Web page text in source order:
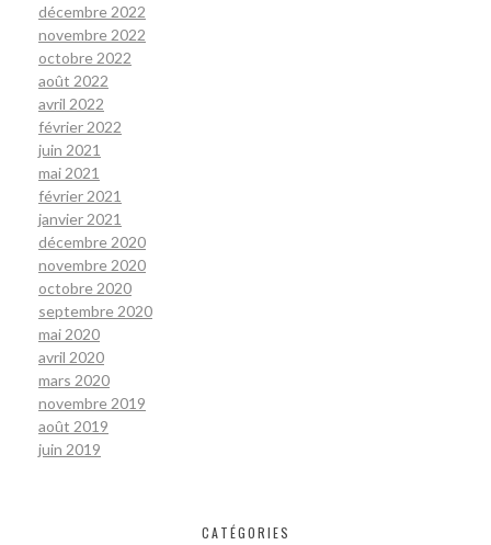
décembre 2022
novembre 2022
octobre 2022
août 2022
avril 2022
février 2022
juin 2021
mai 2021
février 2021
janvier 2021
décembre 2020
novembre 2020
octobre 2020
septembre 2020
mai 2020
avril 2020
mars 2020
novembre 2019
août 2019
juin 2019
CATÉGORIES